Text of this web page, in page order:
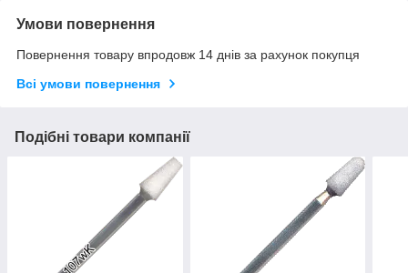
Умови повернення
Повернення товару впродовж 14 днів за рахунок покупця
Всі умови повернення
Подібні товари компанії